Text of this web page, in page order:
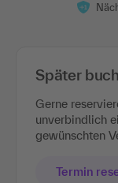
Später
Gerne
unverbindlich
gewünschten
Termin